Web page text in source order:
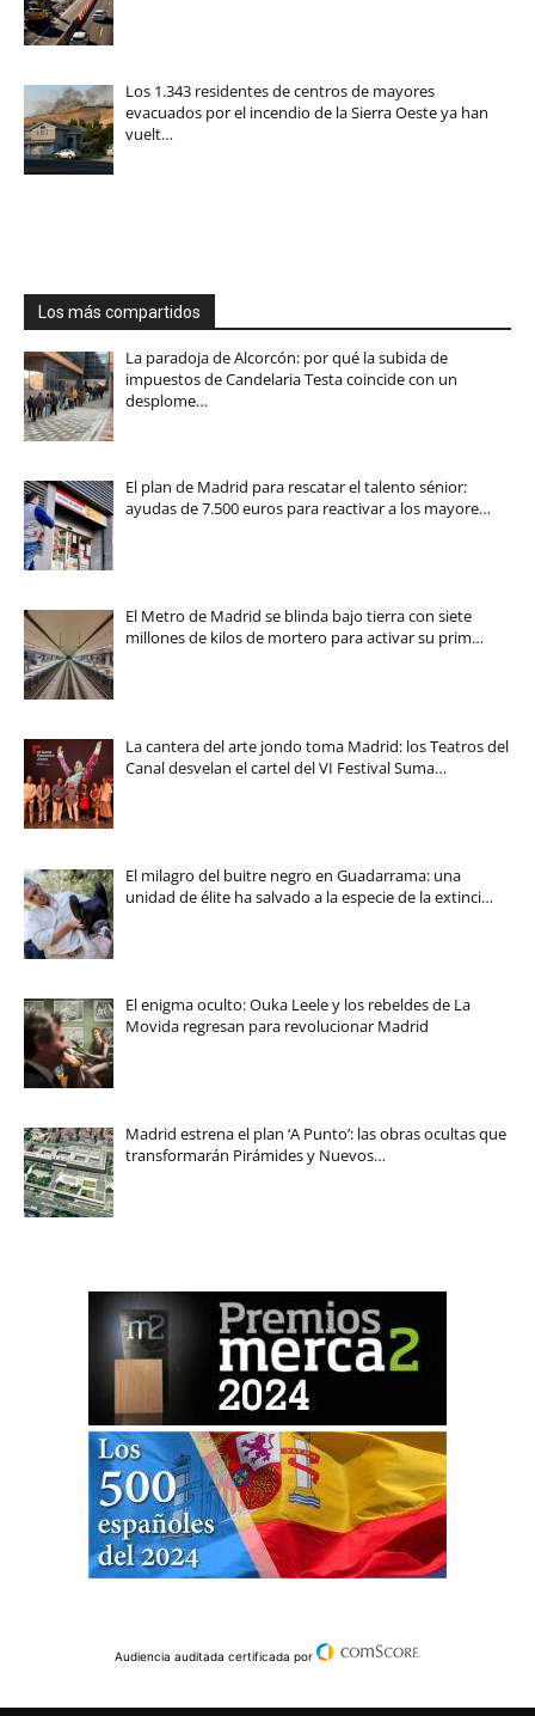
Los 1.343 residentes de centros de mayores
evacuados por el incendio de la Sierra Oeste ya han
vuelt…
Los más compartidos
La paradoja de Alcorcón: por qué la subida de
impuestos de Candelaria Testa coincide con un
desplome…
El plan de Madrid para rescatar el talento sénior:
ayudas de 7.500 euros para reactivar a los mayore…
El Metro de Madrid se blinda bajo tierra con siete
millones de kilos de mortero para activar su prim…
La cantera del arte jondo toma Madrid: los Teatros del
Canal desvelan el cartel del VI Festival Suma…
El milagro del buitre negro en Guadarrama: una
unidad de élite ha salvado a la especie de la extinci…
El enigma oculto: Ouka Leele y los rebeldes de La
Movida regresan para revolucionar Madrid
Madrid estrena el plan ‘A Punto’: las obras ocultas que
transformarán Pirámides y Nuevos…
Audiencia auditada certificada por